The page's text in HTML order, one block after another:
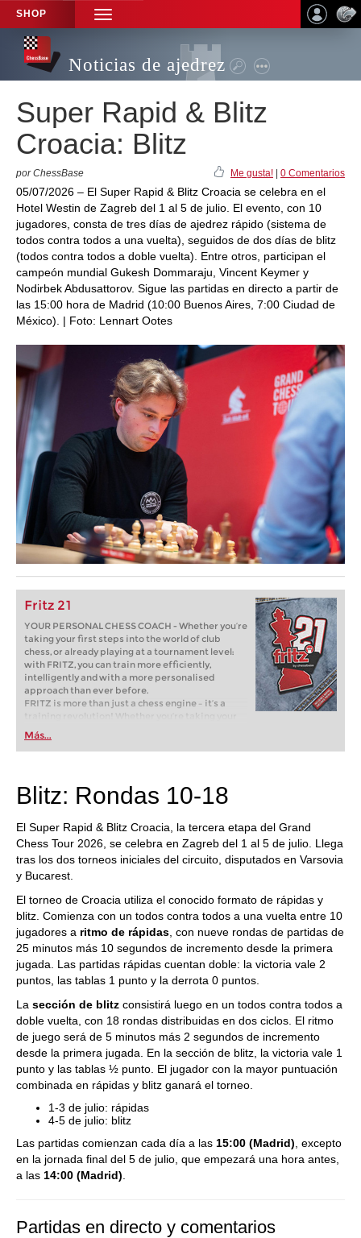
SHOP
TOGGLE
NAVIGATION
Noticias de ajedrez
Super Rapid & Blitz
Croacia: Blitz
por ChessBase Me gusta! 0 Comentarios
05/07/2026 – El Super Rapid & Blitz Croacia se celebra en el
Hotel Westin de Zagreb del 1 al 5 de julio. El evento, con 10
jugadores, consta de tres días de ajedrez rápido (sistema de
todos contra todos a una vuelta), seguidos de dos días de blitz
(todos contra todos a doble vuelta). Entre otros, participan el
campeón mundial Gukesh Dommaraju, Vincent Keymer y
Nodirbek Abdusattorov. Sigue las partidas en directo a partir de
las 15:00 hora de Madrid (10:00 Buenos Aires, 7:00 Ciudad de
México). | Foto: Lennart Ootes
Fritz 21
YOUR PERSONAL CHESS COACH - Whether you’re
taking your first steps into the world of club
chess, or already playing at a tournament level:
with FRITZ, you can train more efficiently,
intelligently and with a more personalised
approach than ever before.
FRITZ is more than just a chess engine – it’s a
training revolution! Whether you’re taking your
first steps into the world of club chess, or already
playing at a tournament level: with FRITZ, you can
train more efficiently, intelligently and with a
Más...
Blitz: Rondas 10-18
El Super Rapid & Blitz Croacia, la tercera etapa del Grand
Chess Tour 2026, se celebra en Zagreb del 1 al 5 de julio. Llega
tras los dos torneos iniciales del circuito, disputados en Varsovia
y Bucarest.
El torneo de Croacia utiliza el conocido formato de rápidas y
blitz. Comienza con un todos contra todos a una vuelta entre 10
jugadores a ritmo de rápidas , con nueve rondas de partidas de
25 minutos más 10 segundos de incremento desde la primera
jugada. Las partidas rápidas cuentan doble: la victoria vale 2
puntos, las tablas 1 punto y la derrota 0 puntos.
La sección de blitz consistirá luego en un todos contra todos a
doble vuelta, con 18 rondas distribuidas en dos ciclos. El ritmo
de juego será de 5 minutos más 2 segundos de incremento
desde la primera jugada. En la sección de blitz, la victoria vale 1
punto y las tablas ½ punto. El jugador con la mayor puntuación
combinada en rápidas y blitz ganará el torneo.
1-3 de julio: rápidas
4-5 de julio: blitz
Las partidas comienzan cada día a las 15:00 (Madrid) , excepto
en la jornada final del 5 de julio, que empezará una hora antes,
a las 14:00 (Madrid)
Partidas en directo y comentarios